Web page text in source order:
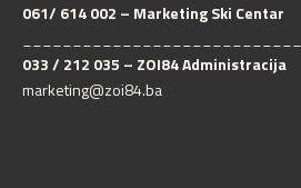
061/ 614 002 – Marketing Ski Centar
033 / 212 035 – ZOI84 Administracija
marketing@zoi84.ba